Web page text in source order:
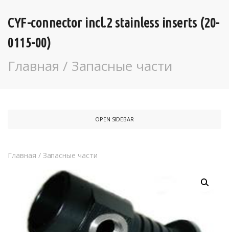
CYF-connector incl.2 stainless inserts (20-
0115-00)
Главная / Запасные части
OPEN SIDEBAR
Главная / Запасные части